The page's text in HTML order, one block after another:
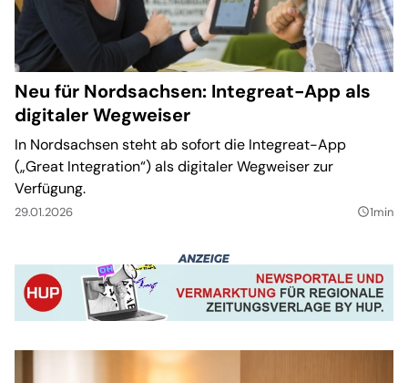
Neu für Nordsachsen: Integreat-App als
digitaler Wegweiser
In Nordsachsen steht ab sofort die Integreat-App
(„Great Integration“) als digitaler Wegweiser zur
Verfügung.
29.01.2026 query_builder1min